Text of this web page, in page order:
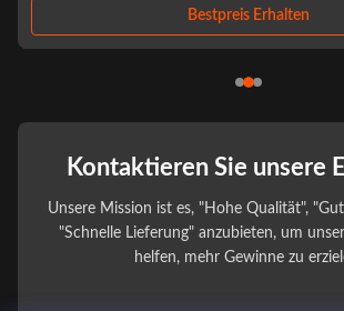
edge technology to the smart retail ...Bestpreis Erhalten
Kontaktieren Sie unsere
Unsere Mission ist es, "Hohe Qualität",
"Schnelle Lieferung" anzubieten, um
helfen, mehr Gewinne zu